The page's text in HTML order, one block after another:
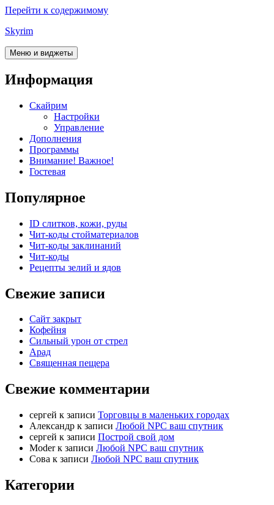
Перейти к содержимому
Skyrim
Меню и виджеты
Информация
Скайрим
Настройки
Управление
Дополнения
Программы
Внимание! Важное!
Гостевая
Популярное
ID слитков, кожи, руды
Чит-коды стойматериалов
Чит-коды заклинаний
Чит-коды
Рецепты зелий и ядов
Свежие записи
Сайт закрыт
Кофейня
Cильный урон от стрел
Арад
Священная пещера
Свежие комментарии
cергей к записи Торговцы в маленьких городах
Александр к записи Любой NPC ваш спутник
cергей к записи Построй свой дом
Moderк записи Любой NPC ваш спутник
Сова к записи Любой NPC ваш спутник
Категории